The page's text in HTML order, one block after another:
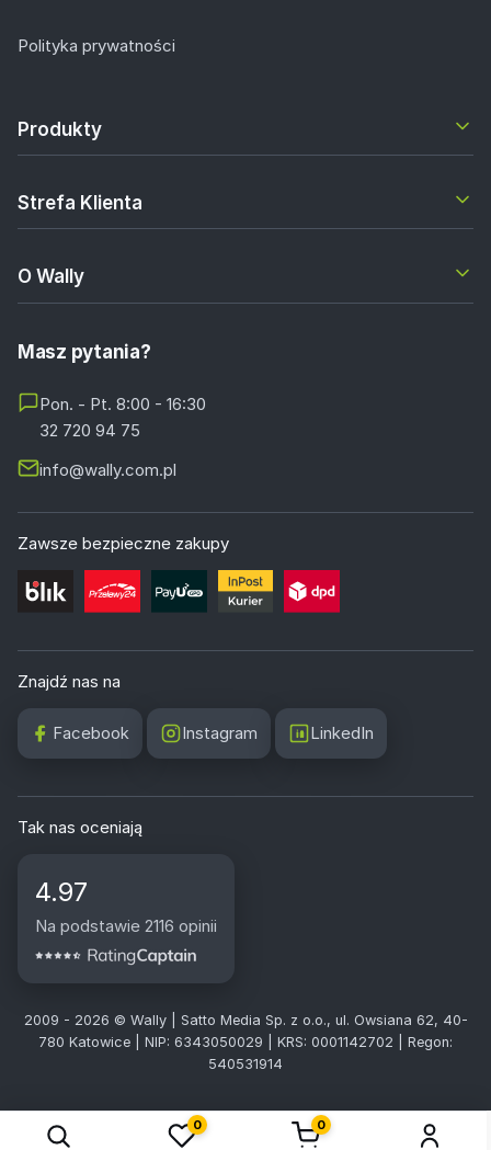
Polityka prywatności
Produkty
Strefa Klienta
O Wally
Masz pytania?
Pon. - Pt. 8:00 - 16:30
32 720 94 75
info@wally.com.pl
Zawsze bezpieczne zakupy
Znajdź nas na
Facebook Instagram LinkedIn
Tak nas oceniają
4.97
Na podstawie 2116 opinii
2009 - 2026 © Wally | Satto Media Sp. z o.o., ul. Owsiana 62, 40-
780 Katowice | NIP: 6343050029 | KRS: 0001142702 | Regon:
540531914
0 0